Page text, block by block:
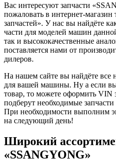
Вас интересуют запчасти
пожаловать в интернет-
запчастей». У нас вы найдёте
части для моделей машин
так и высококачественные
поставляется нами от
дилеров.
На нашем сайте вы найдёте все
для вашей машины. Ну а если
товар, то можете оформить
подберут необходимые
При необходимости выполним
на следующий день!
Широкий
«SSANGYONG»